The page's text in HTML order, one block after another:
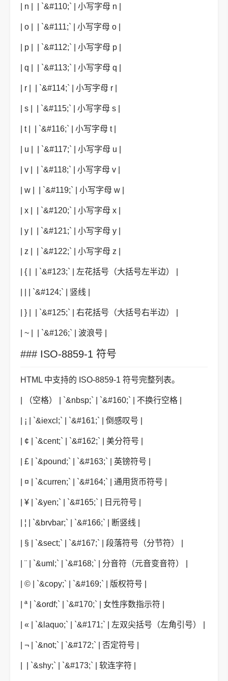
| n | | `&#110;` | 小写字母 n |
| o | | `&#111;` | 小写字母 o |
| p | | `&#112;` | 小写字母 p |
| q | | `&#113;` | 小写字母 q |
| r | | `&#114;` | 小写字母 r |
| s | | `&#115;` | 小写字母 s |
| t | | `&#116;` | 小写字母 t |
| u | | `&#117;` | 小写字母 u |
| v | | `&#118;` | 小写字母 v |
| w | | `&#119;` | 小写字母 w |
| x | | `&#120;` | 小写字母 x |
| y | | `&#121;` | 小写字母 y |
| z | | `&#122;` | 小写字母 z |
| { | | `&#123;` | 左花括号（大括号左半边） |
| | | `&#124;` | 竖线 |
| } | | `&#125;` | 右花括号（大括号右半边） |
| ~ | | `&#126;` | 波浪号 |
### ISO-8859-1 符号
HTML 中支持的 ISO-8859-1 符号完整列表。
| （空格） | `&nbsp;` | `&#160;` | 不换行空格 |
| ¡ | `&iexcl;` | `&#161;` | 倒感叹号 |
| ¢ | `&cent;` | `&#162;` | 美分符号 |
| £ | `&pound;` | `&#163;` | 英镑符号 |
| ¤ | `&curren;` | `&#164;` | 通用货币符号 |
| ¥ | `&yen;` | `&#165;` | 日元符号 |
| ¦ | `&brvbar;` | `&#166;` | 断竖线 |
| § | `&sect;` | `&#167;` | 段落符号（分节符） |
| ¨ | `&uml;` | `&#168;` | 分音符（元音变音符） |
| © | `&copy;` | `&#169;` | 版权符号 |
| ª | `&ordf;` | `&#170;` | 女性序数指示符 |
| « | `&laquo;` | `&#171;` | 左双尖括号（左角引号） |
| ¬ | `&not;` | `&#172;` | 否定符号 |
| ­ | `&shy;` | `&#173;` | 软连字符 |